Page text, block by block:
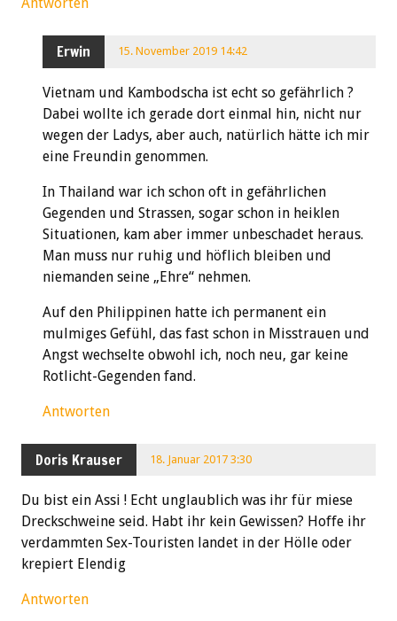
Erwin 15. November 2019 14:42
Vietnam und Kambodscha ist echt so gefährlich ?
Dabei wollte ich gerade dort einmal hin, nicht nur
wegen der Ladys, aber auch, natürlich hätte ich mir
eine Freundin genommen.
In Thailand war ich schon oft in gefährlichen
Gegenden und Strassen, sogar schon in heiklen
Situationen, kam aber immer unbeschadet heraus.
Man muss nur ruhig und höflich bleiben und
niemanden seine „Ehre“ nehmen.
Auf den Philippinen hatte ich permanent ein
mulmiges Gefühl, das fast schon in Misstrauen und
Angst wechselte obwohl ich, noch neu, gar keine
Rotlicht-Gegenden fand.
Antworten
Doris Krauser 18. Januar 2017 3:30
Du bist ein Assi ! Echt unglaublich was ihr für miese
Dreckschweine seid. Habt ihr kein Gewissen? Hoffe ihr
verdammten Sex-Touristen landet in der Hölle oder
krepiert Elendig
Antworten